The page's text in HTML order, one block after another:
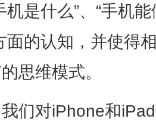
机是什么”、“手机
面的认知，并使得
思维模式。
们对iPhone和